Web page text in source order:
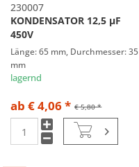
230007
KONDENSATOR 12,5 µF
450V
Länge: 65 mm, Durchmesser: 35
mm
lagernd
€ 5,80 *
ab € 4,06 *